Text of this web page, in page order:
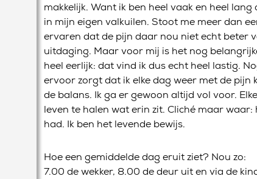
makkelijk. Want ik ben heel vaak en heel
in mijn eigen valkuilen. Stoot me meer dan
ervaren dat de pijn daar nou niet echt beter
uitdaging. Maar voor mij is het nog
heel eerlijk: dat vind ik dus echt heel lastig.
ervoor zorgt dat ik elke dag weer met de
de balans. Ik ga er gewoon altijd vol voor.
leven te halen wat erin zit. Cliché maar
had. Ik ben het levende bewijs.
Hoe een gemiddelde dag eruit ziet? Nou zo:
7.00 de wekker, 8.00 de deur uit en via de